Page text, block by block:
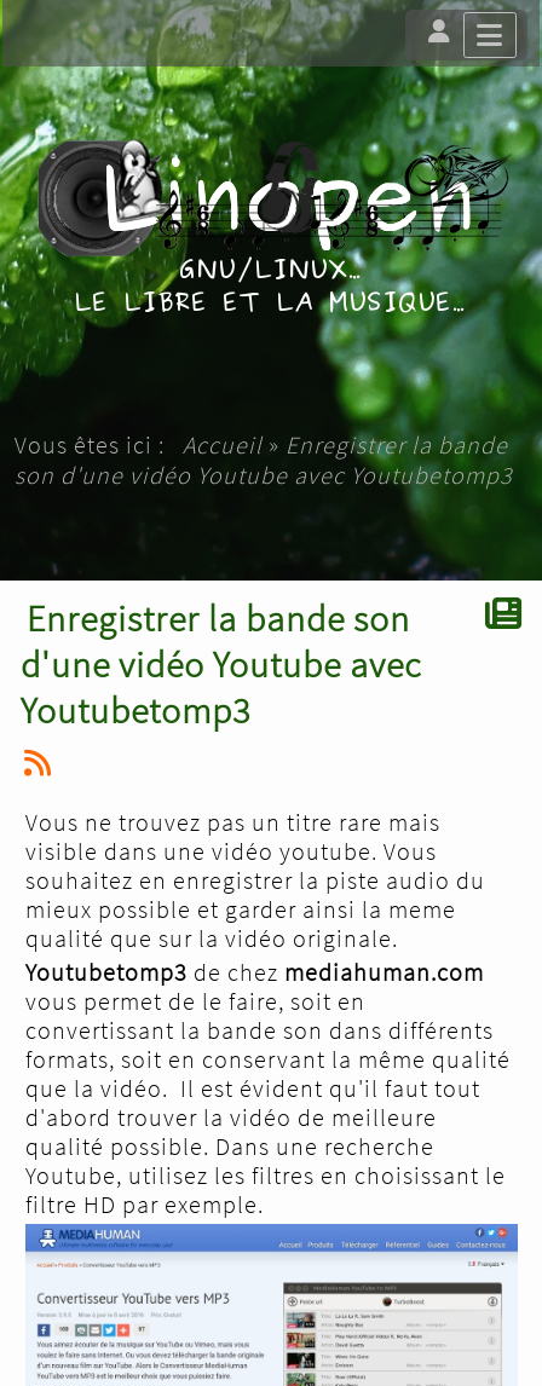
Vous êtes ici : Accueil » Enregistrer la bande
son d'une vidéo Youtube avec Youtubetomp3
Enregistrer la bande son
d'une vidéo Youtube avec
Youtubetomp3
Vous ne trouvez pas un titre rare mais
visible dans une vidéo youtube. Vous
souhaitez en enregistrer la piste audio du
mieux possible et garder ainsi la meme
qualité que sur la vidéo originale.
Youtubetomp3 de chez mediahuman.com
vous permet de le faire, soit en
convertissant la bande son dans différents
formats, soit en conservant la même qualité
que la vidéo. Il est évident qu'il faut tout
d'abord trouver la vidéo de meilleure
qualité possible. Dans une recherche
Youtube, utilisez les filtres en choisissant le
filtre HD par exemple.